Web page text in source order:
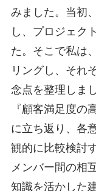
みました。当初
し、プロジェク
た。そこで私は
リングし、それ
念点を整理しま
『顧客満足度の
に立ち返り、各
観的に比較検討
メンバー間の相
知識を活かした